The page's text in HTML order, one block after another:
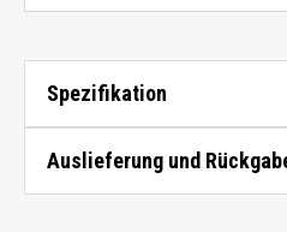
Spezifikation
Auslieferung und